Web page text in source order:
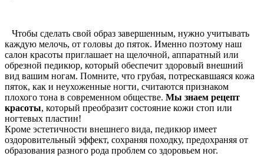
Чтобы сделать свой образ завершенным, нужно учитывать
каждую мелочь, от головы до пяток. Именно поэтому наш
салон красоты приглашает на щелочной, аппаратный или
обрезной педикюр, который обеспечит здоровый внешний
вид вашим ногам. Помните, что грубая, потрескавшаяся кожа
пяток, как и неухоженные ногти, считаются признаком
плохого тона в современном обществе. Мы знаем рецепт
красоты, который преобразит состояние кожи стоп или
ногтевых пластин!
Кроме эстетичности внешнего вида, педикюр имеет
оздоровительный эффект, сохраняя походку, предохраняя от
образования разного рода проблем со здоровьем ног.